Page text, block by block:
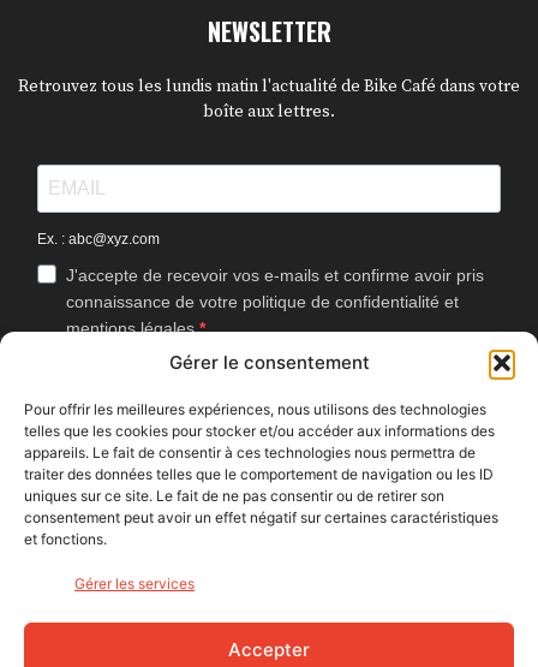
Gérer le consentement
Pour offrir les meilleures expériences, nous utilisons des technologies
telles que les cookies pour stocker et/ou accéder aux informations des
appareils. Le fait de consentir à ces technologies nous permettra de
traiter des données telles que le comportement de navigation ou les ID
uniques sur ce site. Le fait de ne pas consentir ou de retirer son
consentement peut avoir un effet négatif sur certaines caractéristiques
et fonctions.
Gérer les services
Accepter
NEWSLETTER
Retrouvez tous les lundis matin l'actualité de Bike Café dans votre
boîte aux lettres.
Ex. : abc@xyz.com
J'accepte de recevoir vos e-mails et confirme avoir pris
connaissance de votre politique de confidentialité et
mentions légales.
Vous pouvez vous désinscrire à tout moment en cliquant sur le lien
J'accepte que Bike Café mesure l'ouverture des
newsletters afin d'améliorer les contenus proposés.
S'INSCRIRE
NOUS SUIVRE